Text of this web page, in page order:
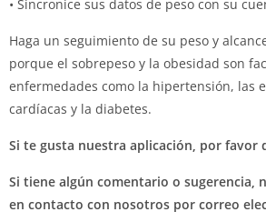
• Sincronice sus datos de peso con su
Haga un seguimiento de su peso y
porque el sobrepeso y la obesidad son
enfermedades como la hipertensión, las
cardíacas y la diabetes.
Si te gusta nuestra aplicación, por
Si tiene algún comentario o sugerencia,
en contacto con nosotros por correo